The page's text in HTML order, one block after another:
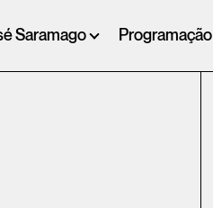
Saramago Programação